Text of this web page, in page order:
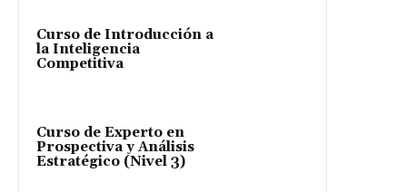
Curso de Introducción a
la Inteligencia
Competitiva
Curso de Experto en
Prospectiva y Análisis
Estratégico (Nivel 3)